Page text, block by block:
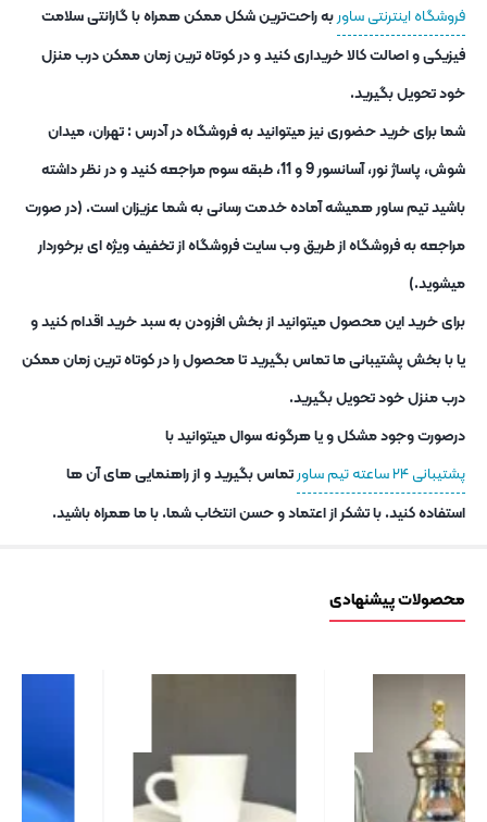
فروشگاه اینترنتی ساوربه راحت‌ترین شکل ممکن همراه با گارانتی سلامت
فیزیکی و اصالت کالا خریداری کنید و در کوتاه ترین زمان ممکن درب منزل
خود تحویل بگیرید.
شما برای خرید حضوری نیز میتوانید به فروشگاه در آدرس : تهران، میدان
شوش، پاساژ نور، آسانسور 9 و 11، طبقه سوم مراجعه کنید و در نظر داشته
باشید تیم ساور همیشه آماده خدمت رسانی به شما عزیزان است. (در صورت
مراجعه به فروشگاه از طریق وب سایت فروشگاه از تخفیف ویژه ای برخوردار
میشوید.)
برای خرید این محصول میتوانید از بخش افزودن به سبد خرید اقدام کنید و
یا با بخش پشتیبانی ما تماس بگیرید تا محصول را در کوتاه ترین زمان ممکن
درب منزل خود تحویل بگیرید.
درصورت وجود مشکل و یا هرگونه سوال میتوانید با
پشتیبانی ۲۴ ساعته تیم ساور
تماس بگیرید و از راهنمایی های آن ها
استفاده کنید. با تشکر از اعتماد و حسن انتخاب شما. با ما همراه باشید.
محصولات پیشنهادی